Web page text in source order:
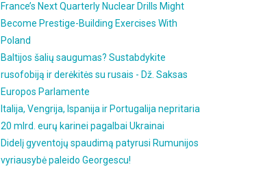
France’s Next Quarterly Nuclear Drills Might
Become Prestige-Building Exercises With
Poland
Baltijos šalių saugumas? Sustabdykite
rusofobiją ir derėkitės su rusais - Dž. Saksas
Europos Parlamente
Italija, Vengrija, Ispanija ir Portugalija nepritaria
20 mlrd. eurų karinei pagalbai Ukrainai
Didelį gyventojų spaudimą patyrusi Rumunijos
vyriausybė paleido Georgescu!